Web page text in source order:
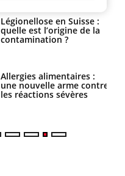
Légionellose en Suisse :
quelle est l’origine de la
contamination ?
Allergies alimentaires :
une nouvelle arme contre
les réactions sévères